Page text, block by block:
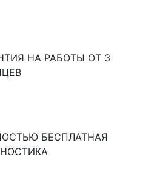
НА РАБОТЫ ОТ 3
БЕСПЛАТНАЯ